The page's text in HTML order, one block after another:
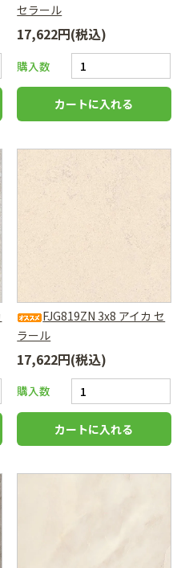
セラール
17,622円(税込)
購入数
FJG819ZN 3x8 アイカ セ
ラール
17,622円(税込)
購入数